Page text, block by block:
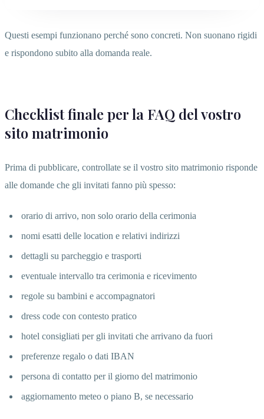
Questi esempi funzionano perché sono concreti. Non suonano rigidi
e rispondono subito alla domanda reale.
Checklist finale per la FAQ del vostro
sito matrimonio
Prima di pubblicare, controllate se il vostro sito matrimonio risponde
alle domande che gli invitati fanno più spesso:
orario di arrivo, non solo orario della cerimonia
nomi esatti delle location e relativi indirizzi
dettagli su parcheggio e trasporti
eventuale intervallo tra cerimonia e ricevimento
regole su bambini e accompagnatori
dress code con contesto pratico
hotel consigliati per gli invitati che arrivano da fuori
preferenze regalo o dati IBAN
persona di contatto per il giorno del matrimonio
aggiornamento meteo o piano B, se necessario